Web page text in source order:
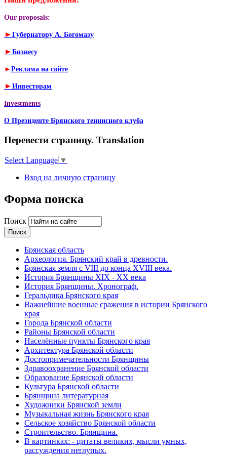
Our proposals:
► Губернатору А. Богомазу
► Бизнесу
► Реклама на сайте
► Инвесторам
Investments
О Президенте Брянского теннисного клуба
Перевести страницу. Translation
Select Language ▼
Вход на личную страницу
Форма поиска
Поиск
Брянская область
Археология. Брянский край в древности.
Брянская земля с VIII до конца XVIII века.
История Брянщины XIX - XX века
История Брянщины. Хронограф.
Геральдика Брянского края
Важнейшие военные сражения в истории Брянского
края
Города Брянской области
Районы Брянской области
Населённые пункты Брянского края
Архитектура Брянской области
Достопримечательности Брянщины
Здравоохранение Брянской области
Образование Брянской области
Культура Брянской области
Брянщина литературная
Художники Брянской земли
Музыкальная жизнь Брянского края
Сельское хозяйство Брянской области
Строительство. Брянщина.
В картинках: - цитаты великих, мысли умных,
рассуждения неглупых.